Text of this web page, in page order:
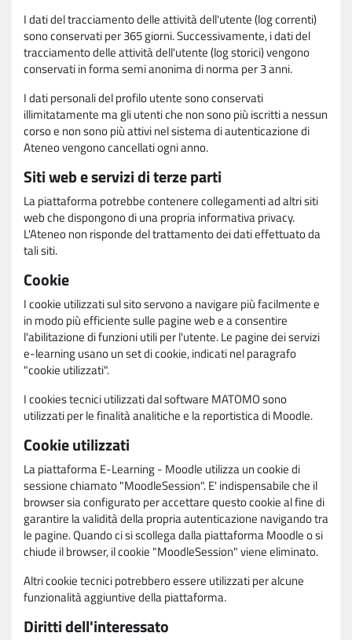
I dati del tracciamento delle attività dell'utente (log correnti)
sono conservati per 365 giorni. Successivamente, i dati del
tracciamento delle attività dell'utente (log storici) vengono
conservati in forma semi anonima di norma per 3 anni.
I dati personali del profilo utente sono conservati
illimitatamente ma gli utenti che non sono più iscritti a nessun
corso e non sono più attivi nel sistema di autenticazione di
Ateneo vengono cancellati ogni anno.
Siti web e servizi di terze parti
La piattaforma potrebbe contenere collegamenti ad altri siti
web che dispongono di una propria informativa privacy.
L'Ateneo non risponde del trattamento dei dati effettuato da
tali siti.
Cookie
I cookie utilizzati sul sito servono a navigare più facilmente e
in modo più efficiente sulle pagine web e a consentire
l'abilitazione di funzioni utili per l'utente. Le pagine dei servizi
e-learning usano un set di cookie, indicati nel paragrafo
"cookie utilizzati".
I cookies tecnici utilizzati dal software MATOMO sono
utilizzati per le finalità analitiche e la reportistica di Moodle.
Cookie utilizzati
La piattaforma E-Learning - Moodle utilizza un cookie di
sessione chiamato "MoodleSession". E' indispensabile che il
browser sia configurato per accettare questo cookie al fine di
garantire la validità della propria autenticazione navigando tra
le pagine. Quando ci si scollega dalla piattaforma Moodle o si
chiude il browser, il cookie "MoodleSession" viene eliminato.
Altri cookie tecnici potrebbero essere utilizzati per alcune
funzionalità aggiuntive della piattaforma.
Diritti dell'interessato